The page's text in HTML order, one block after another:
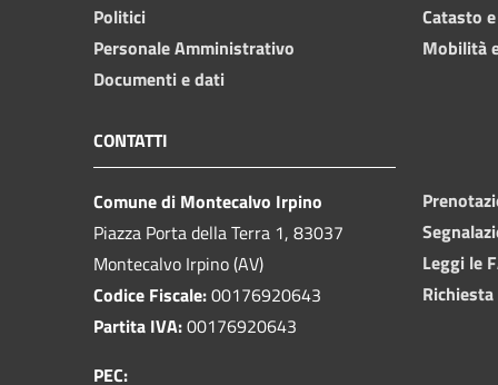
Politici
Personale Amministrativo
Documenti e dati
Catasto
Mobilità
CONTATTI
Comune di Montecalvo Irpino
Piazza Porta della Terra 1, 83037
Montecalvo Irpino (AV)
Codice Fiscale:00176920643
Partita IVA:00176920643
PEC:
Leggi le